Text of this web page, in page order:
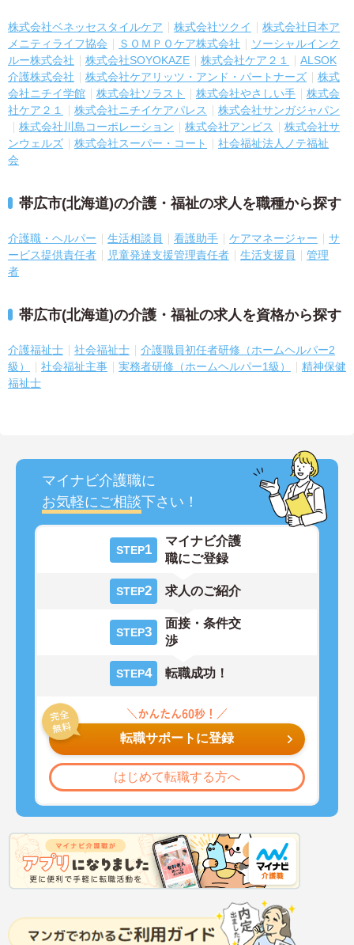
株式会社ベネッセスタイルケア 株式会社ツクイ
株式会社日本ア
メニティライフ協会
ＳＯＭＰＯケア株式会社
ソーシャルインク
ルー株式会社
株式会社SOYOKAZE 株式会社ケア２１
ALSOK
介護株式会社
株式会社ケアリッツ・アンド・パートナーズ
株式
会社ニチイ学館
株式会社ソラスト 株式会社やさしい手
株式会
社ケア２１
株式会社ニチイケアパレス
株式会社サンガジャパン
株式会社川島コーポレーション
株式会社アンビス
株式会社サ
ンウェルズ
株式会社スーパー・コート
社会福祉法人ノテ福祉
会
帯広市(北海道)の介護・福祉の求人を職種から探す
介護職・ヘルパー 生活相談員 看護助手 ケアマネージャー
サ
ービス提供責任者
児童発達支援管理責任者 生活支援員
管理
者
帯広市(北海道)の介護・福祉の求人を資格から探す
介護福祉士 社会福祉士
介護職員初任者研修（ホームヘルパー2
級）
社会福祉主事 実務者研修（ホームヘルパー1級）
精神保健
福祉士
マイナビ介護職に
お気軽にご相談下さい！
STEP1
マイナビ介護
職にご登録
STEP2 求人のご紹介
STEP3
面接・条件交
渉
STEP4 転職成功！
転職サポートに登録
はじめて転職する方へ